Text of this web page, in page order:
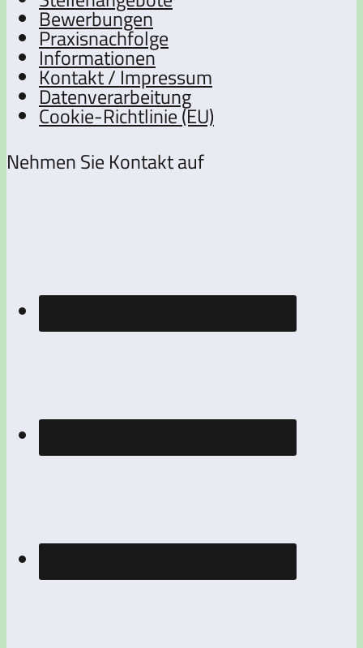
Bewerbungen
Praxisnachfolge
Informationen
Kontakt / Impressum
Datenverarbeitung
Cookie-Richtlinie (EU)
Nehmen Sie Kontakt auf